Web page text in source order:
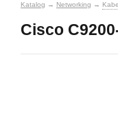
Katalog → Networking →
Cisco